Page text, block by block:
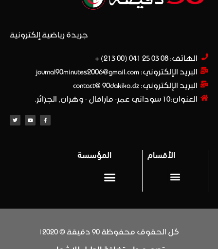
جريدة رياضية إلكترونية
الهاتف: 08 03 25 041 (00 213) +​
البريد الإلكتروني: journal90minutes2006@gmail.com
البريد الإلكتروني: contact@ 90dakika.dz
العنوان:10 سوداني عمر- مارافال - وهران, الجزائر.
الأقسام المؤسسة
كل الحقوق محفوظة 90 دقيقة © 2020 |